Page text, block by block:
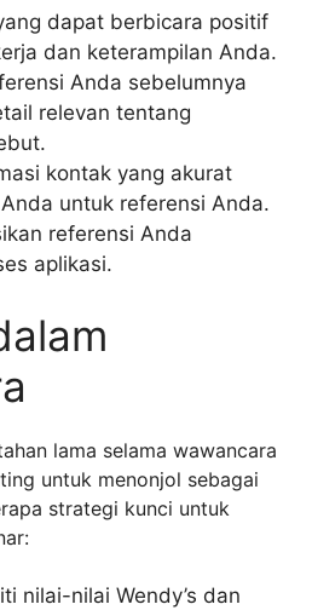
dapat berbicara positif
dan keterampilan Anda.
Anda sebelumnya
relevan tentang
kontak yang akurat
untuk referensi Anda.
referensi Anda
aplikasi.
lama selama wawancara
untuk menonjol sebagai
strategi kunci untuk
nilai-nilai Wendy’s dan